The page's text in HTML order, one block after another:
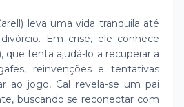
leva uma vida tranquila até
Em crise, ele conhece
que tenta ajudá-lo a recuperar a
reinvenções e tentativas
ao jogo, Cal revela-se um pai
buscando se reconectar com